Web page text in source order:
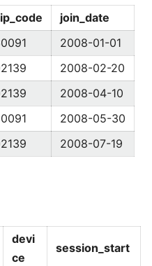
join_date
2008-01-01
2008-02-20
2008-04-10
2008-05-30
2008-07-19
devi
ce
session_start